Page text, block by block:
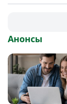
Анонсы